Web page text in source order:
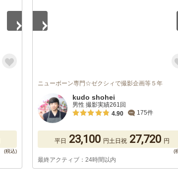
ニューボーン専門☆ゼクシィで撮影企画等５年
kudo shohei
男性 撮影実績261回
4.90
175件
平日 23,100 円土日祝 27,720 円
最終アクティブ：24時間以内